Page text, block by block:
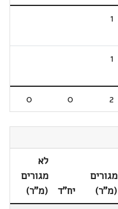
1
1
2
0
0
מגורים
(מ"ר)
יח"ד
לא
מגורים
(מ"ר)